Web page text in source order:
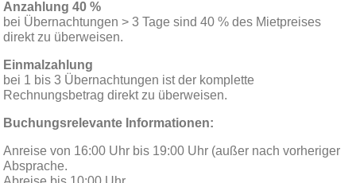
Anzahlung 40 %
bei Übernachtungen > 3 Tage sind 40 % des Mietpreises
direkt zu überweisen.
Einmalzahlung
bei 1 bis 3 Übernachtungen ist der komplette
Rechnungsbetrag direkt zu überweisen.
Buchungsrelevante Informationen:
Anreise von 16:00 Uhr bis 19:00 Uhr (außer nach vorheriger
Absprache.